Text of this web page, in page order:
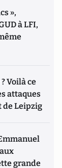
»,
à LFI,
Voilà ce
attaques
de Leipzig
grande